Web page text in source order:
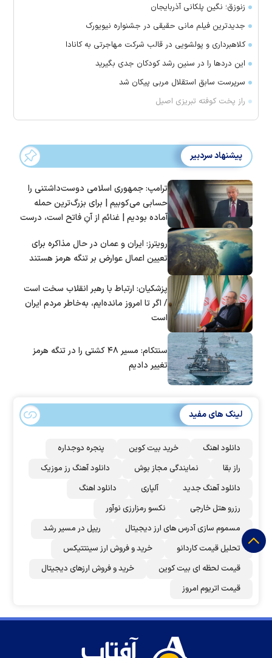
زنوزق؛ نگین پلکانی آذربایجان
جدیدترین فیلم مانی حقیقی در جشنواره نیویورک
کلاهبرداری و پولشویی در قالب شرکت مهاجرتی به کانادا
این درد‌ها را در سنین رشد کودکان جدی بگیرید
سرپرست سابق استقلال مربی پیکان شد
راز پخت کوفته تبریزی اصیل
پیشنهاد سردبیر
ترامپ: جمهوری اسلامی دوست‌داشتنی را
حسابی می‌کوبیم | برای بزرگ‌ترین حمله
آماده بودیم | غنائم از آنِ فاتح است، درست
رویترز: ایران و عمان در حال مذاکره برای
تعیین اعمال عوارض بر تنگه هرمز هستند
پزشکیان: ارتباط با رهبر انقلاب سخت است
/ اگر تا امروز مانده‌ایم، به‌خاطر مردم ایران
است
سنتکام: مسیر ۴۸ کشتی را در تنگه هرمز
تغییر دادیم
لینک های مفید
دانلود اهنگ خرید بیت کوین
پنجره دوجداره
راز بقا
نمایندگی مجاز بوش
دانلود آهنگ رز‌ موزیک
دانلود آهنگ جدید
آلپاری
دانلود اهنگ
رزرو هتل خارجی
نکسو رمزارزی نوآور
مسموم سازی آدرس های ارز دیجیتال
ریپل در مسیر رشد
تحلیل قیمت کاردانو
خرید و فروش ارز سینتتیکس
قیمت لحظه ای بیت کوین
خرید و فروش ارزهای دیجیتال
قیمت اتریوم امروز